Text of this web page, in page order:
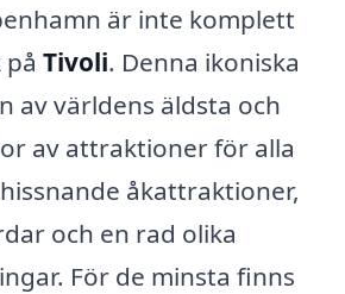
är inte komplett
Tivoli. Denna ikoniska
av världens äldsta och
av attraktioner för alla
åkattraktioner,
och en rad olika
För de minsta finns